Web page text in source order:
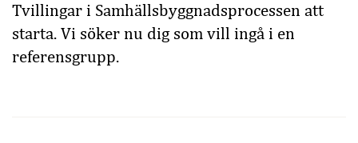
Tvillingar i Samhällsbyggnadsprocessen att
starta. Vi söker nu dig som vill ingå i en
referensgrupp.